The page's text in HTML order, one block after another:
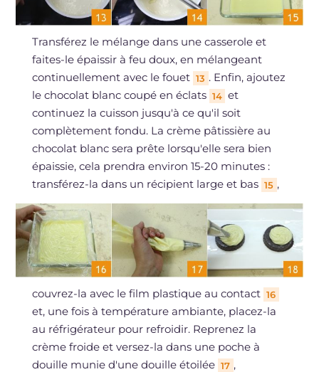
Transférez le mélange dans une casserole et
faites-le épaissir à feu doux, en mélangeant
continuellement avec le fouet 13 . Enfin, ajoutez
le chocolat blanc coupé en éclats 14 et
continuez la cuisson jusqu'à ce qu'il soit
complètement fondu. La crème pâtissière au
chocolat blanc sera prête lorsqu'elle sera bien
épaissie, cela prendra environ 15-20 minutes :
transférez-la dans un récipient large et bas 15 ,
couvrez-la avec le film plastique au contact 16
et, une fois à température ambiante, placez-la
au réfrigérateur pour refroidir. Reprenez la
crème froide et versez-la dans une poche à
douille munie d'une douille étoilée 17 ,